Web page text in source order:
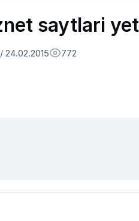
saytlari
24.02.2015 772